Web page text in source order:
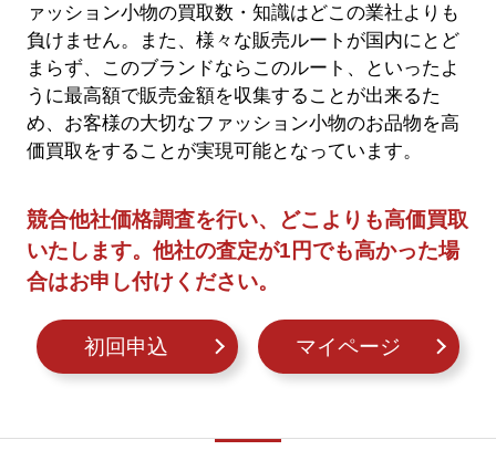
ァッション小物の買取数・知識はどこの業社よりも
負けません。また、様々な販売ルートが国内にとど
まらず、このブランドならこのルート、といったよ
うに最高額で販売金額を収集することが出来るた
め、お客様の大切なファッション小物のお品物を高
価買取をすることが実現可能となっています。
競合他社価格調査を行い、どこよりも高価買取
いたします。他社の査定が1円でも高かった場
合はお申し付けください。
初回申込 マイページ